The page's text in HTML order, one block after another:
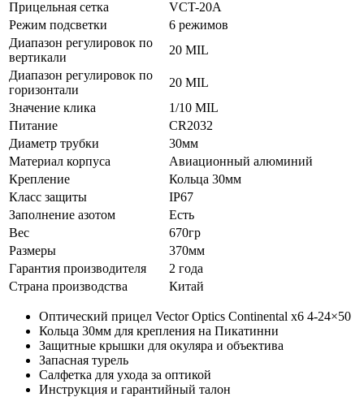
Прицельная сетка
VCT-20A
Режим подсветки
6 режимов
Диапазон регулировок по
вертикали
20 MIL
Диапазон регулировок по
горизонтали
20 MIL
Значение клика
1/10 MIL
Питание
CR2032
Диаметр трубки
30мм
Материал корпуса
Авиационный алюминий
Крепление
Кольца 30мм
Класс защиты
IP67
Заполнение азотом
Есть
Вес
670гр
Размеры
370мм
Гарантия производителя
2 года
Страна производства
Китай
Оптический прицел Vector Optics Continental x6 4-24×50
Кольца 30мм для крепления на Пикатинни
Защитные крышки для окуляра и объектива
Запасная турель
Салфетка для ухода за оптикой
Инструкция и гарантийный талон